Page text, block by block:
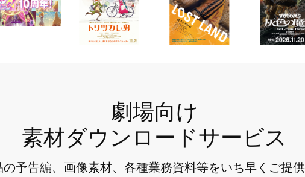
劇場向け
素材ダウンロードサービス
予告編、画像素材、各種業務資料等をいち早くご提供